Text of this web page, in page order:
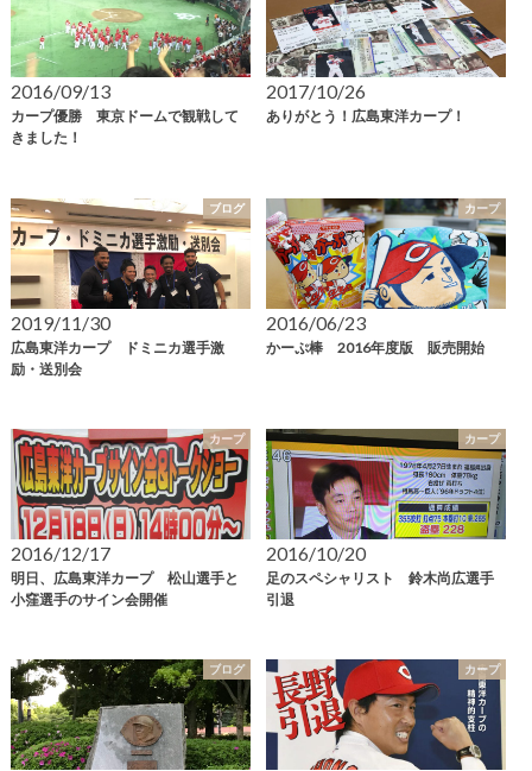
2016/09/13
カープ優勝 東京ドームで観戦して
きました！
2017/10/26
ありがとう！広島東洋カープ！
ブログ
2019/11/30
広島東洋カープ ドミニカ選手激
励・送別会
カープ
2016/06/23
かーぷ棒 2016年度版 販売開始
カープ
2016/12/17
明日、広島東洋カープ 松山選手と
小窪選手のサイン会開催
カープ
2016/10/20
足のスペシャリスト 鈴木尚広選手
引退
ブログ カープ